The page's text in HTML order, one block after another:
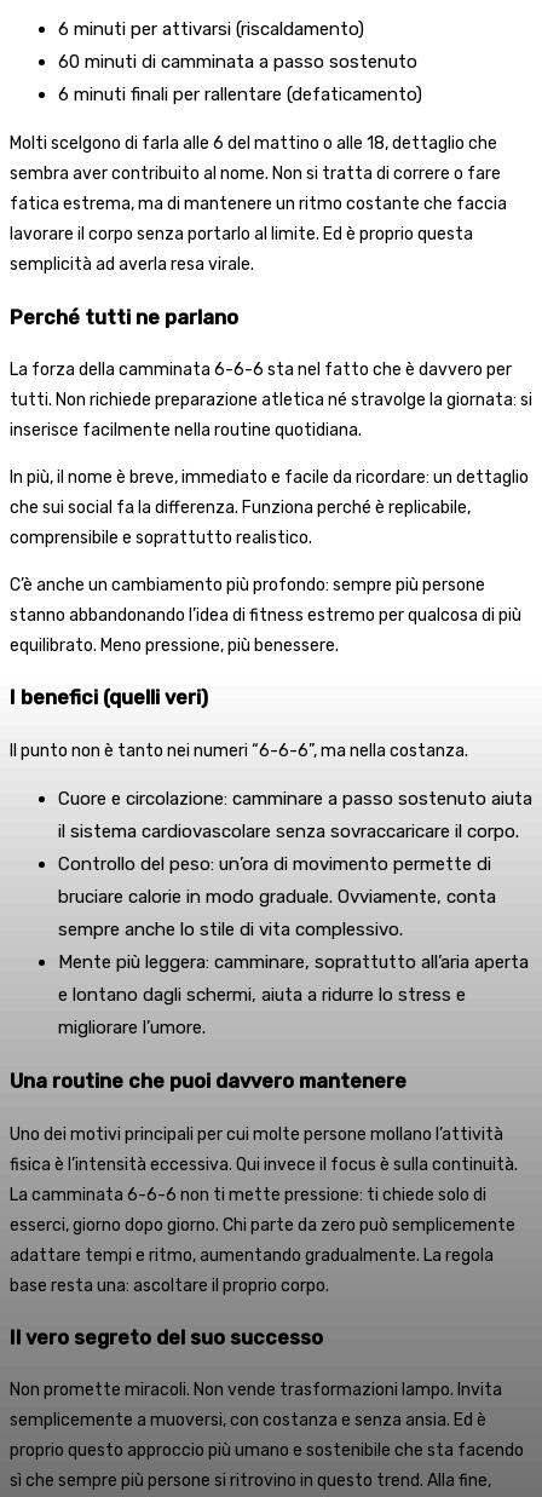
6 minuti per attivarsi (riscaldamento)
60 minuti di camminata a passo sostenuto
6 minuti finali per rallentare (defaticamento)
Molti scelgono di farla alle 6 del mattino o alle 18, dettaglio che
sembra aver contribuito al nome. Non si tratta di correre o fare
fatica estrema, ma di mantenere un ritmo costante che faccia
lavorare il corpo senza portarlo al limite. Ed è proprio questa
semplicità ad averla resa virale.
Perché tutti ne parlano
La forza della camminata 6-6-6 sta nel fatto che è davvero per
tutti. Non richiede preparazione atletica né stravolge la giornata: si
inserisce facilmente nella routine quotidiana.
In più, il nome è breve, immediato e facile da ricordare: un dettaglio
che sui social fa la differenza. Funziona perché è replicabile,
comprensibile e soprattutto realistico.
C’è anche un cambiamento più profondo: sempre più persone
stanno abbandonando l’idea di fitness estremo per qualcosa di più
equilibrato. Meno pressione, più benessere.
I benefici (quelli veri)
Il punto non è tanto nei numeri “6-6-6”, ma nella costanza.
Cuore e circolazione: camminare a passo sostenuto aiuta
il sistema cardiovascolare senza sovraccaricare il corpo.
Controllo del peso: un’ora di movimento permette di
bruciare calorie in modo graduale. Ovviamente, conta
sempre anche lo stile di vita complessivo.
Mente più leggera: camminare, soprattutto all’aria aperta
e lontano dagli schermi, aiuta a ridurre lo stress e
migliorare l’umore.
Una routine che puoi davvero mantenere
Uno dei motivi principali per cui molte persone mollano l’attività
fisica è l’intensità eccessiva. Qui invece il focus è sulla continuità.
La camminata 6-6-6 non ti mette pressione: ti chiede solo di
esserci, giorno dopo giorno. Chi parte da zero può semplicemente
adattare tempi e ritmo, aumentando gradualmente. La regola
base resta una: ascoltare il proprio corpo.
Il vero segreto del suo successo
Non promette miracoli. Non vende trasformazioni lampo. Invita
semplicemente a muoversi, con costanza e senza ansia. Ed è
proprio questo approccio più umano e sostenibile che sta facendo
sì che sempre più persone si ritrovino in questo trend. Alla fine,